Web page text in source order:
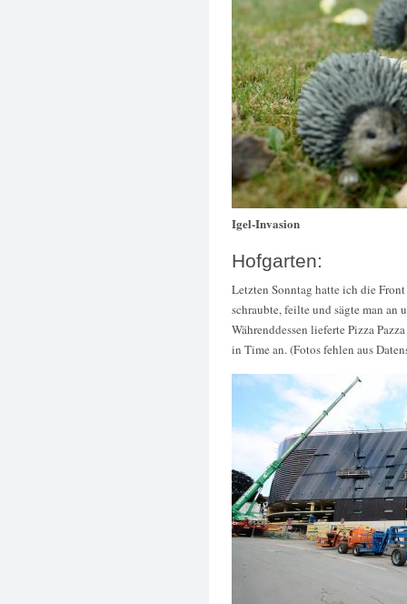
Igel-Invasion
Hofgarten:
Letzten Sonntag hatte ich die
schraubte, feilte und sägte man an
Währenddessen lieferte Pizza
in Time an. (Fotos fehlen aus